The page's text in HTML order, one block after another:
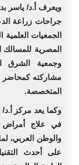
ويعرف أ.د/ ياسر
جراحات زراعة
الجمعيات
المصرية للمسالك
وجمعية الشرق
مشاركته كمحاضر
المتخصصة.
وكما يعد مركز
في علاج أمراض
والوطن العربي،
على أحدث